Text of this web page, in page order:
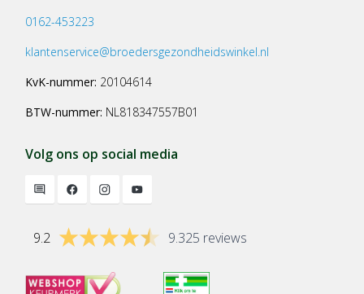
0162-453223
klantenservice@broedersgezondheidswinkel.nl
KvK-nummer: 20104614
BTW-nummer: NL818347557B01
Volg ons op social media
9.2 9.325 reviews